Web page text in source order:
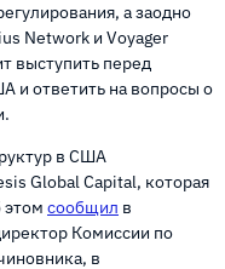
а заодно
Network и Voyager
выступить перед
и ответить на вопросы о
в США
Global Capital, которая
этом сообщил в
Комиссии по
в